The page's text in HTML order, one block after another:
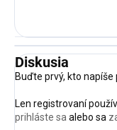
Diskusia
Buďte prvý, kto napíše
Len registrovaní
prihláste sa alebo sa